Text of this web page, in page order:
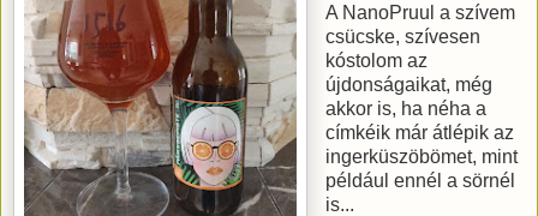
A NanoPruul a szívem
csücske, szívesen
kóstolom az
újdonságaikat, még
akkor is, ha néha a
címkéik már átlépik az
ingerküszöbömet, mint
például ennél a sörnél
is...